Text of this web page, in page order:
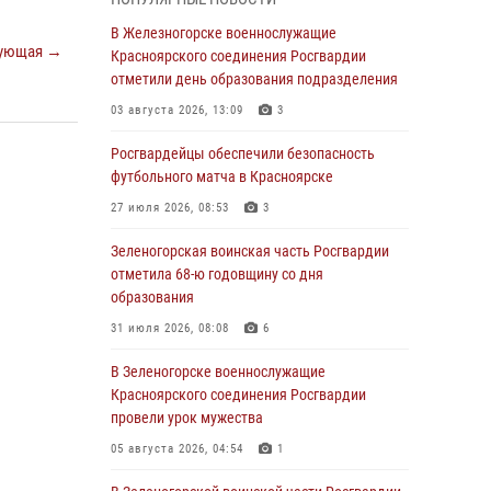
→
В Красноярске взрывотехники
спецподразделения Росгвардии уничтожили
артиллерийский снаряд
05 августа 2026, 04:52 1
В Красноярске сотрудники
вневедомственной охраны Росгвардии
задержали подозреваемого в серии краж из
04 августа 2026, 09:57
Сотрудники Росгвардии обеспечили
общественный порядок во время
Дудинке
04 августа 2026, 08:36 1
В Красноярске сотрудники Росгвардии
супермаркета
В Железногорске военнослужащие
Красноярского соединения Росгвардии
отметили день образования подразделения
03 августа 2026, 13:09 3
Росгвардейцы обеспечили безопасность
футбольного матча в Красноярске
27 июля 2026, 08:53 3
Зеленогорская воинская часть Росгвардии
отметила 68-ю годовщину со дня
образования
31 июля 2026, 08:08 6
В Зеленогорске военнослужащие
Красноярского соединения Росгвардии
провели урок мужества
05 августа 2026, 04:54 1